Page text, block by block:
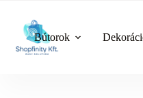
content
Bútorok